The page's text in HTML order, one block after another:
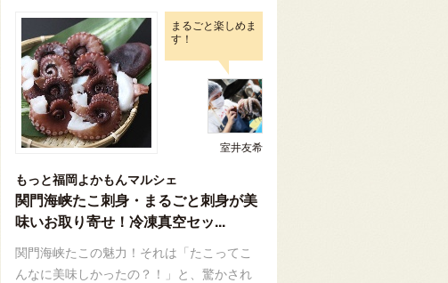
まるごと楽しめま
す！
室井友希
もっと福岡よかもんマルシェ
関門海峡たこ刺身・まるごと刺身が美
味いお取り寄せ！冷凍真空セッ...
関門海峡たこの魅力！それは「たこってこ
んなに美味しかったの？！」と、驚かされ